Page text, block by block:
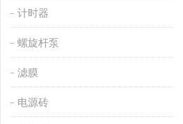
计时器
螺旋杆泵
滤膜
电源砖